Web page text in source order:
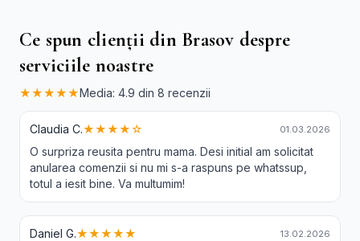
Ce spun clienții din Brasov despre
serviciile noastre
★★★★★Media: 4.9 din 8 recenzii
Claudia C.★★★★☆ 01.03.2026
O surpriza reusita pentru mama. Desi initial am solicitat
anularea comenzii si nu mi s-a raspuns pe whatssup,
totul a iesit bine. Va multumim!
Daniel G.★★★★★ 13.02.2026